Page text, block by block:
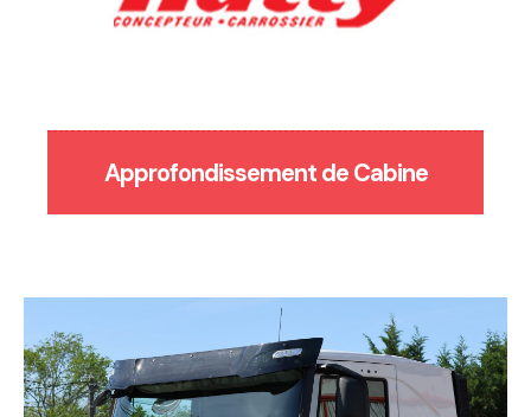
Approfondissement de Cabine